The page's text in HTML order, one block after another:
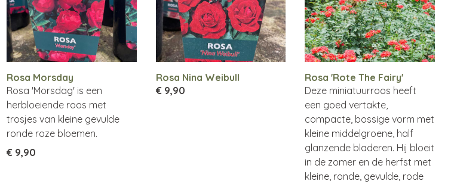
Rosa Morsday
Rosa 'Morsdag' is een
herbloeiende roos met
trosjes van kleine gevulde
ronde roze bloemen.
€ 9,90
Rosa Nina Weibull
€ 9,90
Rosa 'Rote The Fairy'
Deze miniatuurroos heeft
een goed vertakte,
compacte, bossige vorm met
kleine middelgroene, half
glanzende bladeren. Hij bloeit
in de zomer en de herfst met
kleine, ronde, gevulde, rode